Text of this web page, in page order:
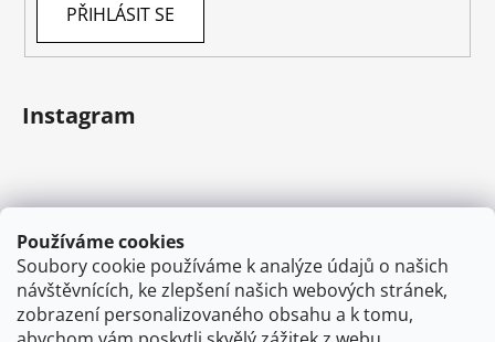
Používáme cookies
Soubory cookie používáme k analýze údajů o našich
návštěvnících, ke zlepšení našich webových stránek,
zobrazení personalizovaného obsahu a k tomu,
PŘIHLÁSIT SE
Instagram